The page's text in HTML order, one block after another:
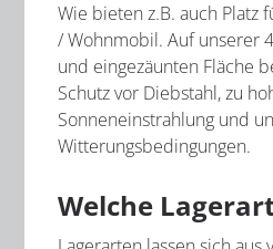
Wie bieten z.B. auch Platz
/ Wohnmobil. Auf unserer
und eingezäunten Fläche
Schutz vor Diebstahl, zu
Sonneneinstrahlung und
Witterungsbedingungen.
Welche